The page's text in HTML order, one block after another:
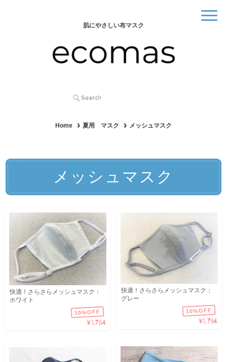
肌にやさしい布マスク
Home 夏用 マスク メッシュマスク
メッシュマスク
快適！さらさらメッシュマスク：
ホワイト
10%OFF
¥1,764
快適！さらさらメッシュマスク：
グレー
10%OFF
¥1,764